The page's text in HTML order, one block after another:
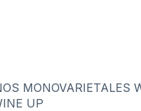
MONOVARIETALES
UP